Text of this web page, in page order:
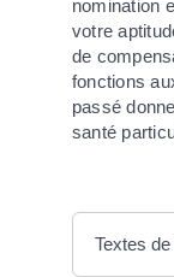
nomination
votre
de
fonctions
passé
santé
Textes